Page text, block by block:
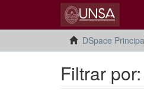
DSpace
Filtrar